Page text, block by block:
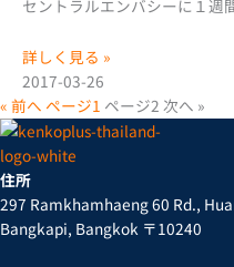
セントラルエンバシーに１週
詳しく見る »
2017-03-26
« 前へ ページ1 ページ2 次へ »
住所
297 Ramkhamhaeng 60 Rd.,
Bangkapi, Bangkok 〒10240